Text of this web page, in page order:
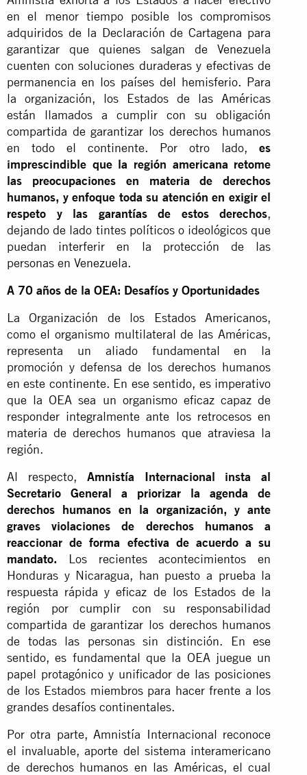
en el menor tiempo posible los compromisos
adquiridos de la Declaración de Cartagena para
garantizar que quienes salgan de Venezuela
cuenten con soluciones duraderas y efectivas de
permanencia en los países del hemisferio. Para
la organización, los Estados de las Américas
están llamados a cumplir con su obligación
compartida de garantizar los derechos humanos
en todo el continente. Por otro lado, es
imprescindible que la región americana retome
las preocupaciones en materia de derechos
humanos, y enfoque toda su atención en exigir el
respeto y las garantías de estos derechos,
dejando de lado tintes políticos o ideológicos que
puedan interferir en la protección de las
personas en Venezuela.
A 70 años de la OEA: Desafíos y Oportunidades
La Organización de los Estados Americanos,
como el organismo multilateral de las Américas,
representa un aliado fundamental en la
promoción y defensa de los derechos humanos
en este continente. En ese sentido, es imperativo
que la OEA sea un organismo eficaz capaz de
responder integralmente ante los retrocesos en
materia de derechos humanos que atraviesa la
región.
Al respecto, Amnistía Internacional insta al
Secretario General a priorizar la agenda de
derechos humanos en la organización, y ante
graves violaciones de derechos humanos a
reaccionar de forma efectiva de acuerdo a su
mandato. Los recientes acontecimientos en
Honduras y Nicaragua, han puesto a prueba la
respuesta rápida y eficaz de los Estados de la
región por cumplir con su responsabilidad
compartida de garantizar los derechos humanos
de todas las personas sin distinción. En ese
sentido, es fundamental que la OEA juegue un
papel protagónico y unificador de las posiciones
de los Estados miembros para hacer frente a los
grandes desafíos continentales.
Por otra parte, Amnistía Internacional reconoce
el invaluable, aporte del sistema interamericano
de derechos humanos en las Américas, el cual